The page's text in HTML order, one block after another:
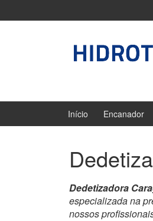
Início Encanador
Dedetizadora
especializada na
nossos